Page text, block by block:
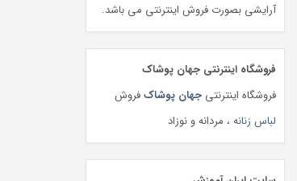
آرایشی بصورت فروش اینترنتی می باشد.
فروشگاه اینترنتی جهان پوشاک
فروشگاه اینترنتی جهان پوشاکفروش
لباس زنانه ، مردانه و نوزاد